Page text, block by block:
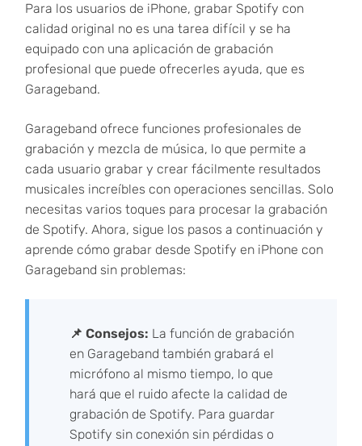
Para los usuarios de iPhone, grabar Spotify con
calidad original no es una tarea difícil y se ha
equipado con una aplicación de grabación
profesional que puede ofrecerles ayuda, que es
Garageband.
Garageband ofrece funciones profesionales de
grabación y mezcla de música, lo que permite a
cada usuario grabar y crear fácilmente resultados
musicales increíbles con operaciones sencillas. Solo
necesitas varios toques para procesar la grabación
de Spotify. Ahora, sigue los pasos a continuación y
aprende cómo grabar desde Spotify en iPhone con
Garageband sin problemas:
📌 Consejos: La función de grabación
en Garageband también grabará el
micrófono al mismo tiempo, lo que
hará que el ruido afecte la calidad de
grabación de Spotify. Para guardar
Spotify sin conexión sin pérdidas o